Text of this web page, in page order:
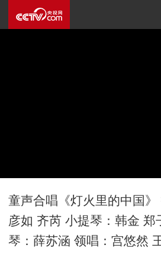
童声合唱《灯火里的中国》
彦如 齐芮 小提琴：韩金 郑
琴：薛苏涵 领唱：宫悠然